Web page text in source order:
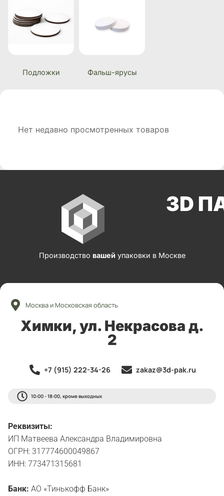
Подложки Фальш-ярусы
Нет недавно просмотренных товаров
3D
Производство вашей упаковки в Москве
Москва и Московская область
Химки, ул. Некрасова д.
2
+7 (915) 222-34-26 zakaz@3d-pak.ru
10:00 - 18:00, кроме выходных
Реквизиты:
ИП Матвеева Александра Владимировна
ОГРН: 317774600049867
ИНН: 773471315681
Банк: АО «Тинькофф Банк»